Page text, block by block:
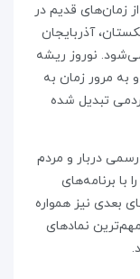
زمان‌های قدیم در
آذربایجان
نوروز ریشه
به مرور زمان به
تبدیل شده
دربار و مردم
برنامه‌های
بعدی نیز همواره
نمادهای